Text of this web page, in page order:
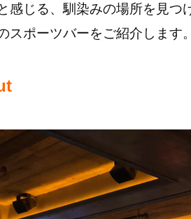
感じる、馴染みの場所を見つ
スポーツバーをご紹介します。